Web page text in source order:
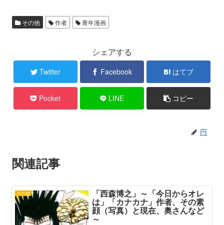
その他 作者 青年漫画
シェアする
Twitter Facebook はてブ
Pocket LINE コピー
円
関連記事
その他 「西森博之」～「今日からオレ
は」「カナカナ」作者、その素
顔（写真）と現在、奥さんなど
～